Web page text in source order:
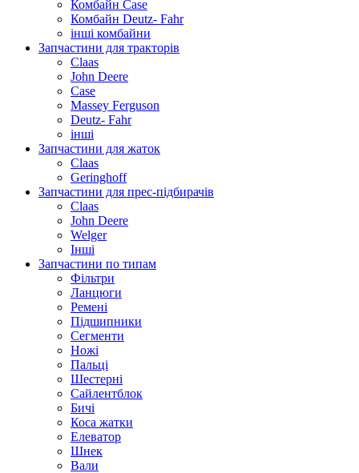
Комбайн Case
Комбайн Deutz- Fahr
інші комбайни
Запчастини для тракторів
Claas
John Deere
Case
Massey Ferguson
Deutz- Fahr
інші
Запчастини для жаток
Claas
Geringhoff
Запчастини для прес-підбирачів
Claas
John Deere
Welger
Інші
Запчастини по типам
Фільтри
Ланцюги
Ремені
Підшипники
Сегменти
Ножі
Пальці
Шестерні
Сайлентблок
Бичі
Коса жатки
Елеватор
Шнек
Вали